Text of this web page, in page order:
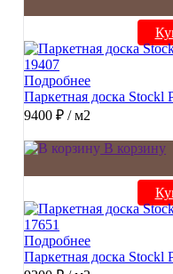
Подробнее
Паркетная доска Stockl
9400 ₽ / м2
В корзину
Подробнее
Паркетная доска Stockl